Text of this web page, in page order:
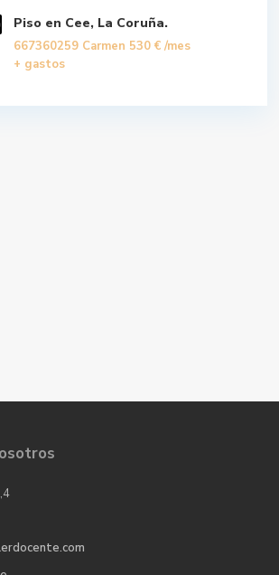
Piso en Cee, La Coruña.
667360259 Carmen 530 € /mes
+ gastos